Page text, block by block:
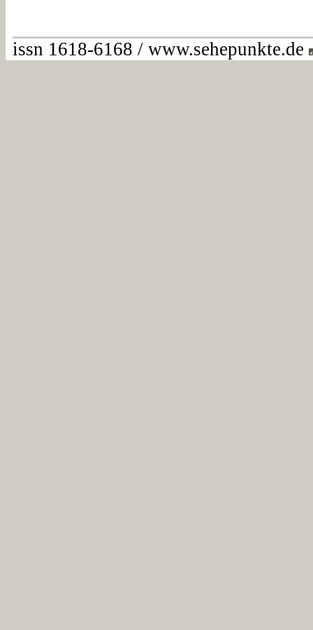
issn 1618-6168 / www.sehepunkte.de